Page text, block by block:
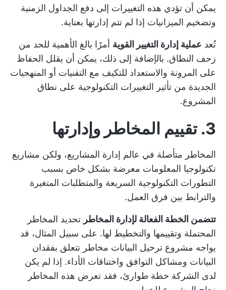
يمكن أن تؤدي هذه التغييرات إلى دفع الجداول الزمنية
وتضخيم الميزانيات إذا لم تتم إدارتها بعناية.
تُعد عملية إدارة التغيير القوية أمرًا بالغ الأهمية للحد من
زحف النطاق. بالإضافة إلى ذلك، يمكن أن يقلل الحفاظ
على المرونة والاستعداد للتكيف مع التقنيات أو المنهجيات
الجديدة من تأثير التغييرات التكنولوجية على نطاق
المشروع.
3. تقييم المخاطر وإدارتها
المخاطر متأصلة في عالم إدارة المشاريع، ولكن مشاريع
تكنولوجيا المعلومات معرضة بشكل خاص بسبب
التطورات التكنولوجية السريعة والمتطلبات المتغيرة
والترابط بين فرق العمل.
تتضمن الخطة الفعالة لإدارة المخاطر تحديد المخاطر
المحتملة وتقييمها والتخطيط لها. على سبيل المثال، قد
يواجه مشروع ترحيل البيانات مخاطر تتعلق بفقدان
البيانات ومشاكل التوافق واختناقات الأداء. إذا لم يكن
لدى الشركة خطة طوارئ، فقد تعرض هذه المخاطر